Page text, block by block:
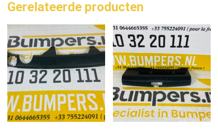
Gerelateerde producten